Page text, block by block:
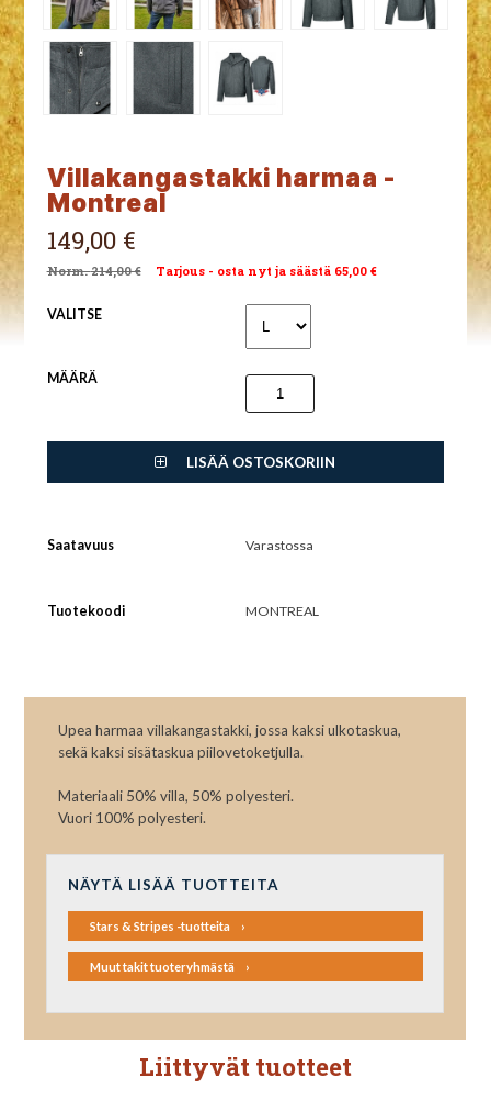
Villakangastakki harmaa -
Montreal
149,00 €
214,00 € Tarjous - osta nyt ja säästä 65,00 €
VALITSE
MÄÄRÄ
LISÄÄ OSTOSKORIIN
Saatavuus Varastossa
Tuotekoodi MONTREAL
Upea harmaa villakangastakki, jossa kaksi ulkotaskua,
sekä kaksi sisätaskua piilovetoketjulla.
Materiaali 50% villa, 50% polyesteri.
Vuori 100% polyesteri.
NÄYTÄ LISÄÄ TUOTTEITA
Stars & Stripes -tuotteita
Muut takit tuoteryhmästä
Liittyvät tuotteet